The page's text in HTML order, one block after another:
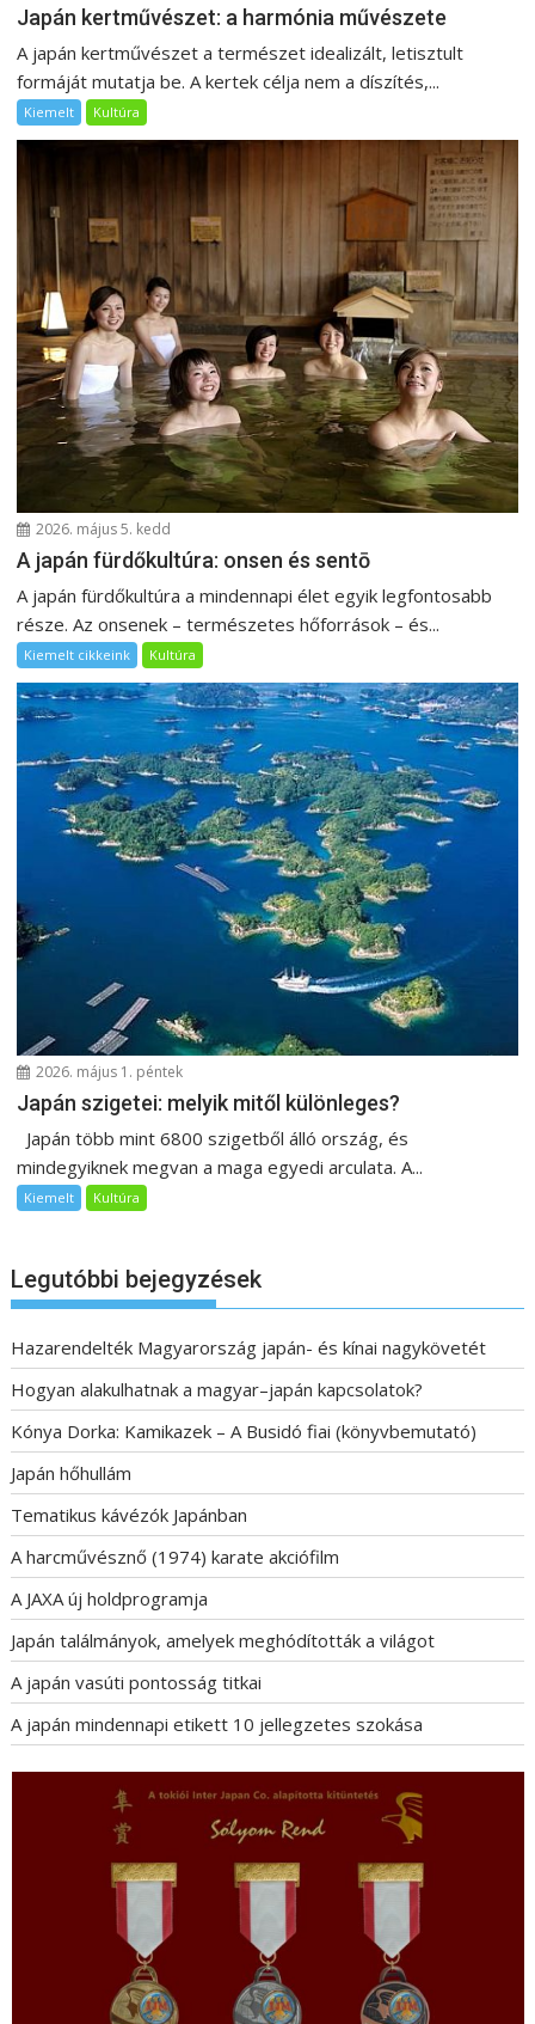
Japán kertművészet: a harmónia művészete
A japán kertművészet a természet idealizált, letisztult
formáját mutatja be. A kertek célja nem a díszítés,...
Kiemelt Kultúra
2026. május 5. kedd
A japán fürdőkultúra: onsen és sentō
A japán fürdőkultúra a mindennapi élet egyik legfontosabb
része. Az onsenek – természetes hőforrások – és...
Kiemelt cikkeink Kultúra
2026. május 1. péntek
Japán szigetei: melyik mitől különleges?
Japán több mint 6800 szigetből álló ország, és
mindegyiknek megvan a maga egyedi arculata. A...
Kiemelt Kultúra
Legutóbbi bejegyzések
Hazarendelték Magyarország japán- és kínai nagykövetét
Hogyan alakulhatnak a magyar–japán kapcsolatok?
Kónya Dorka: Kamikazek – A Busidó fiai (könyvbemutató)
Japán hőhullám
Tematikus kávézók Japánban
A harcművésznő (1974) karate akciófilm
A JAXA új holdprogramja
Japán találmányok, amelyek meghódították a világot
A japán vasúti pontosság titkai
A japán mindennapi etikett 10 jellegzetes szokása